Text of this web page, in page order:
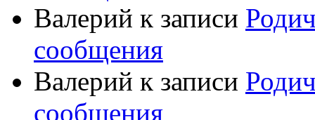
Валерий к записи
сообщения
Валерий к записи
сообщения